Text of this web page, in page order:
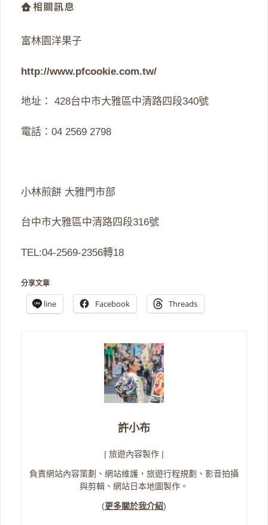
富林園洋果子
http://www.pfcookie.com.tw/
地址： 428台中市大雅區中清路四段340號
電話：04 2569 2798
小林煎餅 大雅門市部
台中市大雅區中清路四段316號
TEL:04-2569-2356轉18
分享文章
line Facebook Threads
許小布
| 旅遊內容製作 |
負責網站內容策劃、網站維護，旅遊行程規劃、影音拍攝
與剪輯、網站日本地圖製作。
(更多關於我介紹)